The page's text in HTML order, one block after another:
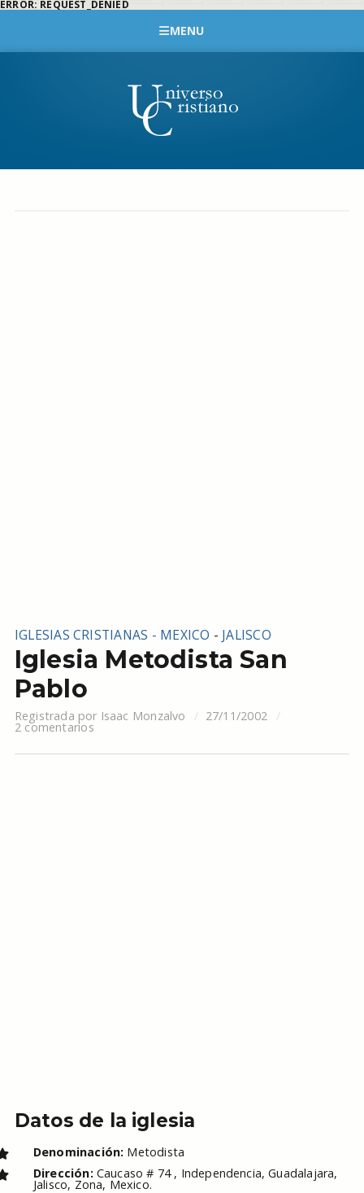
ERROR: REQUEST_DENIED
MENU
IGLESIAS CRISTIANAS - MEXICO - JALISCO
Iglesia Metodista San
Pablo
Registrada por Isaac Monzalvo 27/11/2002
2 comentarios
Datos de la iglesia
Denominación: Metodista
Dirección: Caucaso # 74 , Independencia, Guadalajara,
Jalisco, Zona, Mexico.